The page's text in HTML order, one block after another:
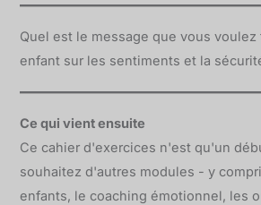
Quel est le message que vous
enfant sur les sentiments et la
Ce qui vient ensuite
Ce cahier d'exercices n'est qu'un
souhaitez d'autres modules - y
enfants, le coaching émotionnel, les